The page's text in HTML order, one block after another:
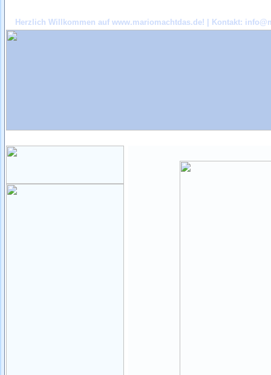
Herzlich Willkommen auf www.mariomachtdas.de! | Kontakt: